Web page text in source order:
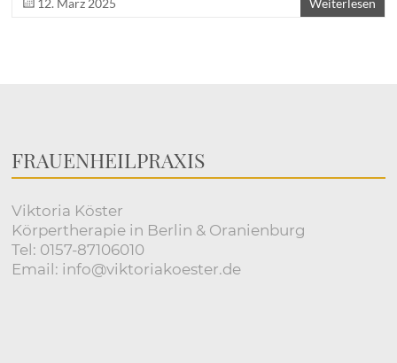
12. März 2025 Weiterlesen
FRAUENHEILPRAXIS
Viktoria Köster
Körpertherapie in Berlin & Oranienburg
Tel: 0157-87106010
Email: info@viktoriakoester.de